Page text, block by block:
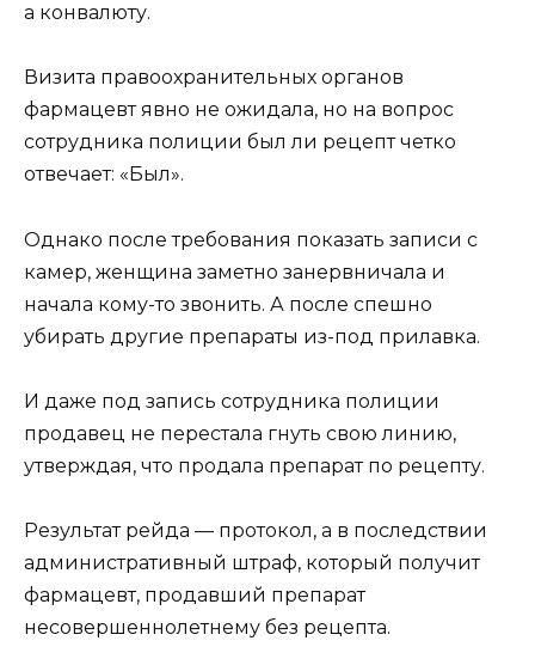
а конвалюту.
Визита правоохранительных органов
фармацевт явно не ожидала, но на вопрос
сотрудника полиции был ли рецепт четко
отвечает: «Был».
Однако после требования показать записи с
камер, женщина заметно занервничала и
начала кому-то звонить. А после спешно
убирать другие препараты из-под прилавка.
И даже под запись сотрудника полиции
продавец не перестала гнуть свою линию,
утверждая, что продала препарат по рецепту.
Результат рейда — протокол, а в последствии
административный штраф, который получит
фармацевт, продавший препарат
несовершеннолетнему без рецепта.